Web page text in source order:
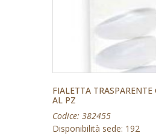
FIALETTA
AL PZ
Codice: 382455
Disponibilità sede: 192